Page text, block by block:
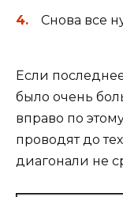
Снова все
Если
было очень
вправо по
проводят до
диагонали не